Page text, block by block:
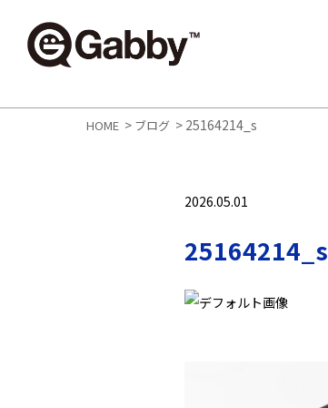
HOME > ブログ > 25164214_s
2026.05.01
25164214_s